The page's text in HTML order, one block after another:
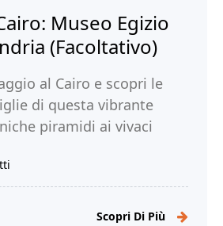
Museo Egizio
(Facoltativo)
al Cairo e scopri le
di questa vibrante
piramidi ai vivaci
Prenota ora il tuo
con Tour Egitto!
Scopri Di Più